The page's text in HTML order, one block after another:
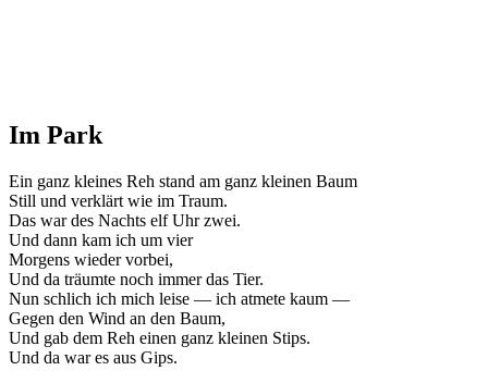
Im Park
Ein ganz kleines Reh stand am ganz kleinen Baum
Still und verklärt wie im Traum.
Das war des Nachts elf Uhr zwei.
Und dann kam ich um vier
Morgens wieder vorbei,
Und da träumte noch immer das Tier.
Nun schlich ich mich leise — ich atmete kaum —
Gegen den Wind an den Baum,
Und gab dem Reh einen ganz kleinen Stips.
Und da war es aus Gips.